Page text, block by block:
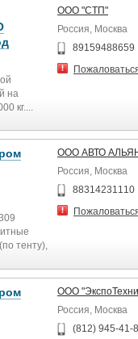
на
кг....
ООО "СТП"
Россия, Москва
89159488659
тенту),
ООО АВТО
Россия, Москва
88314231110
ООО
Россия, Москва
(812) 945-41-